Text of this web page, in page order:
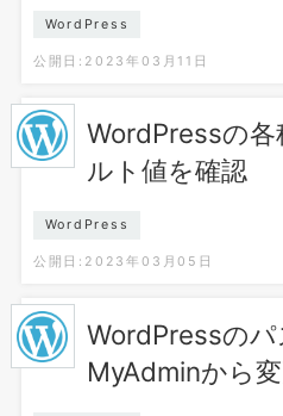
WordPress
公開日:2023年03月11日
WordPressの各
ルト値を確認
WordPress
公開日:2023年03月05日
WordPressの
MyAdminから